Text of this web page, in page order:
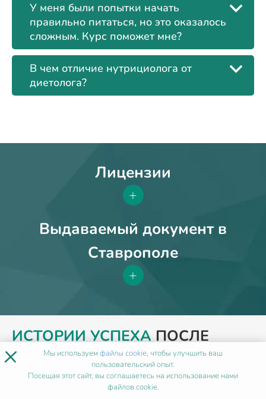
У меня были попытки начать
правильно питаться, но это оказалось
сложным. Курс поможет мне?
В чем отличие нутрициолога от
диетолога?
Лицензии
+
Выдаваемый документ в
Ставрополе
+
ИСТОРИИ УСПЕХАПОСЛЕ
НАШЕГО ОБУЧЕНИЯ
× Мы используемфайлы cookie, чтобы улучшить ваш
пользовательский опыт.
Посещая этот сайт, вы соглашаетесь на использование нами
файлов cookie.